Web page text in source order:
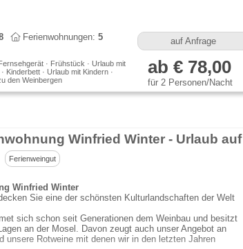
Ferienwohnungen: 5
· Frühstück · Urlaub mit
Kinderbett · Urlaub mit Kindern ·
den Weinbergen
auf Anfrage
ab € 78,00
für 2 Personen/Nacht
Ferienweingut
Winfried Winter
Sie eine der schönsten Kulturlandschaften der Welt
sich schon seit Generationen dem Weinbau und besitzt
an der Mosel. Davon zeugt auch unser Angebot an
unsere Rotweine mit denen wir in den letzten Jahren